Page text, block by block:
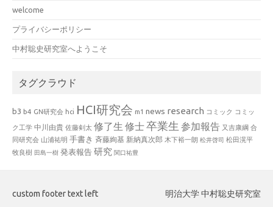
welcome
プライバシーポリシー
中村聡史研究室へようこそ
タグクラウド
b3 b4 GN研究会 hci HCI研究会 m1 news research コミック コミッ
ク工学 中川由貴 佐藤剣太 修了生 修士卒業生 参加報告 又吉康綱 合
同研究会 山浦祐明 手書き 斉藤絢基 新納真次郎 木下裕一朗 松井啓司 松田滉平
牧良樹 田島一樹 発表報告 研究 関口祐豊
custom footer text left 明治大学 中村聡史研究室